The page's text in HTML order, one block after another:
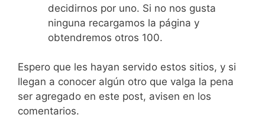
decidirnos por uno. Si no nos gusta
ninguna recargamos la página y
obtendremos otros 100.
Espero que les hayan servido estos sitios, y si
llegan a conocer algún otro que valga la pena
ser agregado en este post, avisen en los
comentarios.